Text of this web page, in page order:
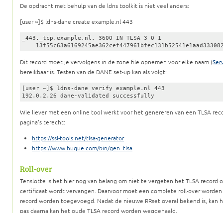
De opdracht met behulp van de ldns toolkit is niet veel anders:
[user ~]$ ldns-dane create example.nl 443
_443._tcp.example.nl. 3600 IN TLSA 3 0 1
Dit record moet je vervolgens in de zone file opnemen voor elke naam (
bereikbaar is. Testen van de DANE set-up kan als volgt:
[user ~]$ ldns-dane verify example.nl 443
192.0.2.26 dane-validated successfully
Wie liever met een online tool werkt voor het genereren van een TLSA
pagina's terecht:
https://ssl-tools.net/tlsa-generator
https://www.huque.com/bin/gen_tlsa
Roll-over
Tenslotte is het hier nog van belang om niet te vergeten het TLSA record
certificaat wordt vervangen. Daarvoor moet een complete roll-over
record worden toegevoegd. Nadat de nieuwe RRset overal bekend is, kan
pas daarna kan het oude TLSA record worden weggehaald.